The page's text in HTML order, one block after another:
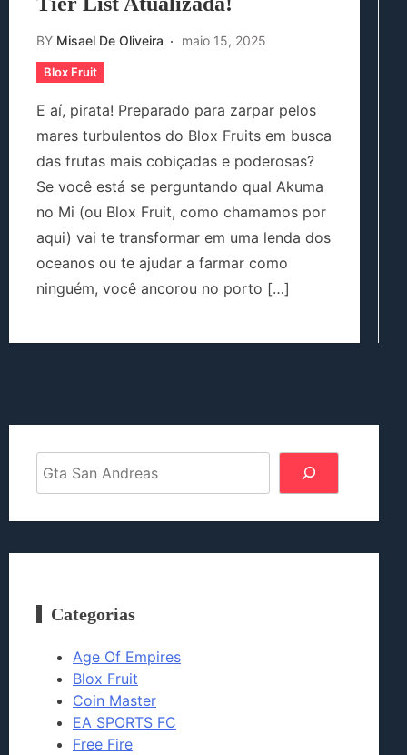
BY Misael De Oliveira maio 15, 2025
Blox Fruit
E aí, pirata! Preparado para zarpar pelos
mares turbulentos do Blox Fruits em busca
das frutas mais cobiçadas e poderosas?
Se você está se perguntando qual Akuma
no Mi (ou Blox Fruit, como chamamos por
aqui) vai te transformar em uma lenda dos
oceanos ou te ajudar a farmar como
ninguém, você ancorou no porto […]
Categorias
Age Of Empires
Blox Fruit
Coin Master
EA SPORTS FC
Free Fire